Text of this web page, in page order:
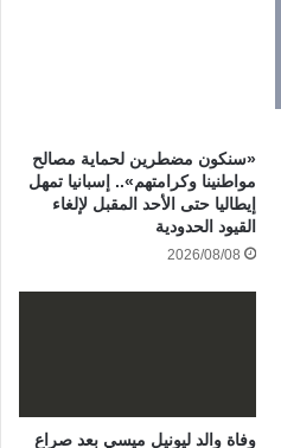
«سنكون مضطرين لحماية مصالح
مواطنينا وكرامتهم».. إسبانيا تمهل
إيطاليا حتى الأحد المقبل لإلغاء
القيود الحدودية
2026/08/08
وفاة والد ليونيل ميسي بعد صراع